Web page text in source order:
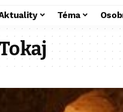
Téma